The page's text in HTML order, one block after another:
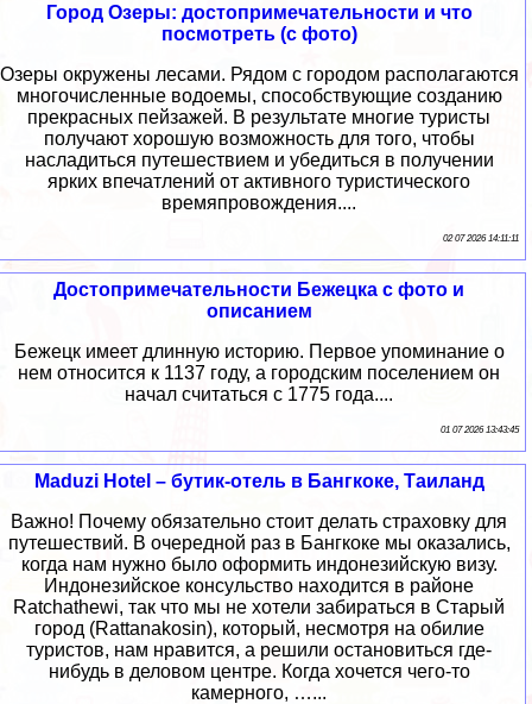
Город Озеры: достопримечательности и что
посмотреть (с фото)
Озеры окружены лесами. Рядом с городом располагаются
многочисленные водоемы, способствующие созданию
прекрасных пейзажей. В результате многие туристы
получают хорошую возможность для того, чтобы
насладиться путешествием и убедиться в получении
ярких впечатлений от активного туристического
времяпровождения....
02 07 2026 14:11:11
Достопримечательности Бежецка с фото и
описанием
Бежецк имеет длинную историю. Первое упоминание о
нем относится к 1137 году, а городским поселением он
начал считаться с 1775 года....
01 07 2026 13:43:45
Maduzi Hotel – бутик-отель в Бангкоке, Таиланд
Важно! Почему обязательно стоит делать страховку для
путешествий. В очередной раз в Бангкоке мы оказались,
когда нам нужно было оформить индонезийскую визу.
Индонезийское консульство находится в районе
Ratchathewi, так что мы не хотели забираться в Старый
город (Rattanakosin), который, несмотря на обилие
туристов, нам нравится, а решили остановиться где-
нибудь в деловом центре. Когда хочется чего-то
камерного, …...